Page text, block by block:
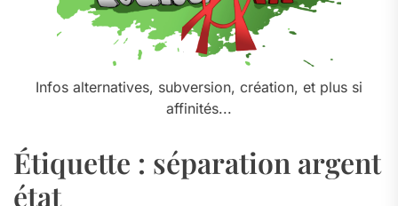
Infos alternatives, subversion, création, et plus si
affinités...
Étiquette : séparation argent
état